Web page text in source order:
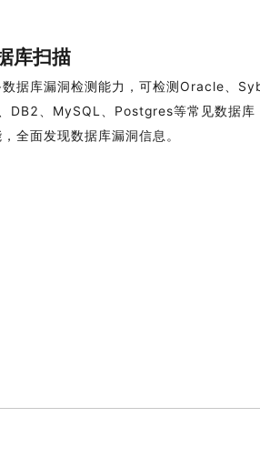
库扫描
数据库漏洞检测能力，可检测Oracle、
DB2、MySQL、Postgres等常见数据库
全面发现数据库漏洞信息。